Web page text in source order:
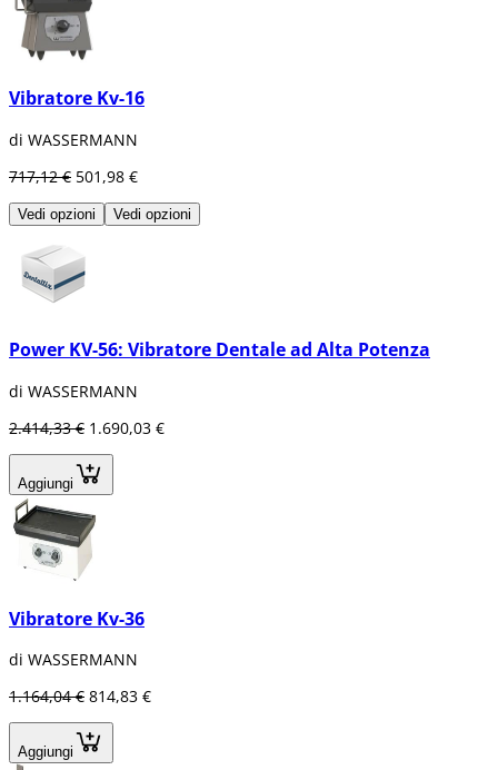
Vibratore Kv-16
di WASSERMANN
717,12 € 501,98 €
Vedi opzioni Vedi opzioni
Power KV-56: Vibratore Dentale ad Alta Potenza
di WASSERMANN
2.414,33 € 1.690,03 €
Aggiungi
Vibratore Kv-36
di WASSERMANN
1.164,04 € 814,83 €
Aggiungi